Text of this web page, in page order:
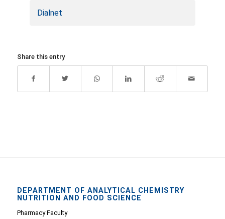
Dialnet
Share this entry
DEPARTMENT OF ANALYTICAL CHEMISTRY
NUTRITION AND FOOD SCIENCE
Pharmacy Faculty